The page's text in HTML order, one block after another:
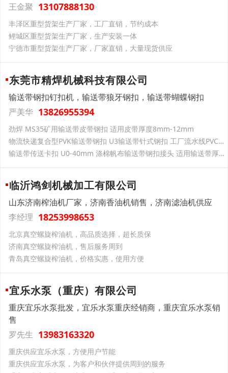
王金聚 13107888130
丰泽区重型货架生产厂家，工厂直销，节约成本
鲤城区重型货架生产厂家，生产安装一体
宁德市重型货架生产厂家，厂家直销，大量现货供应
东莞市精焊机械科技有限公司
输送带钢扣钉扣机，输送带狼牙钢扣，输送带蝴蝶钢扣
严美华 13826955394
劲焊 MS35矿用输送带皮带钢扣 适用皮带厚度8mm-12mm
物流快递复合型PVK输送带钢扣 U3输送带针式钢扣 工厂流水线PVC输送带卡扣接头 适用皮带厚度4.0mm-4.8mm
输送带传送卡扣 U0-40mm 涤棉帆布输送带钢扣接头 适用输送带厚度0.6mm-1.5mm
临沂鸿剑机械加工有限公司
山东济南榨油机厂家，济南香油机销售，济南滤油机供应
李经理 18253998653
北京真空螺旋榨油机，高品质选择，超长质保
济南真空螺旋榨油机，售后服务周到
青岛真空螺旋榨油机，价格实惠，使用方便
宜乐水泵（重庆）有限公司
重庆宜乐水泵批发，宜乐水泵重庆经销商，重庆宜乐水泵销
售
罗先生 13983163320
重庆供应宜乐水泵，方便用户节能
重庆供应宜乐水泵，为客户和伙伴提供周到的服务